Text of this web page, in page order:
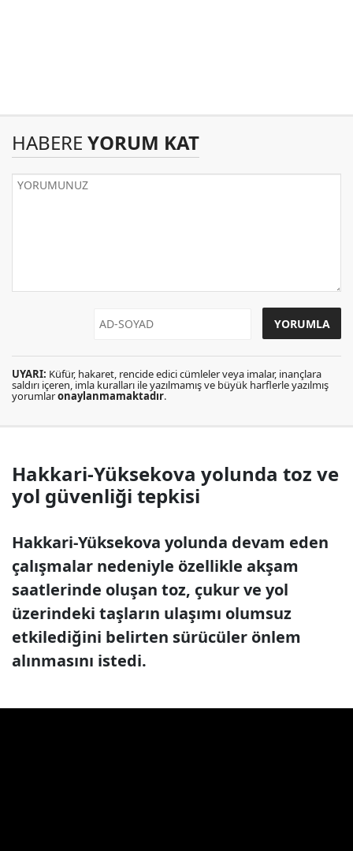
HABERE YORUM KAT
UYARI: Küfür, hakaret, rencide edici cümleler veya imalar, inançlara
saldırı içeren, imla kuralları ile yazılmamış ve büyük harflerle yazılmış
yorumlaronaylanmamaktadır.
Hakkari-Yüksekova yolunda toz ve
yol güvenliği tepkisi
Hakkari-Yüksekova yolunda devam eden
çalışmalar nedeniyle özellikle akşam
saatlerinde oluşan toz, çukur ve yol
üzerindeki taşların ulaşımı olumsuz
etkilediğini belirten sürücüler önlem
alınmasını istedi.